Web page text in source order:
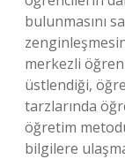
bulunmasını
merkezli
üstlendiği,
tarzlarında
öğretim
bilgilere